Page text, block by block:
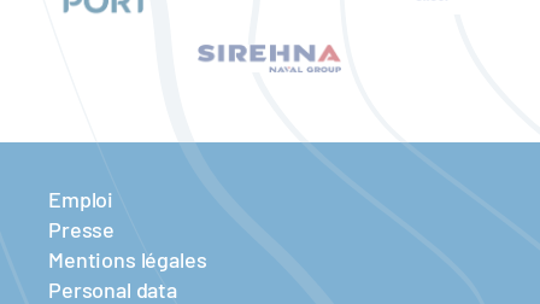
Emploi
Presse
Mentions légales
Personal data